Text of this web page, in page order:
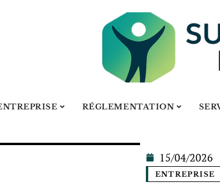
RÉGLEMENTATION
15/04/2026
ENTREPRISE